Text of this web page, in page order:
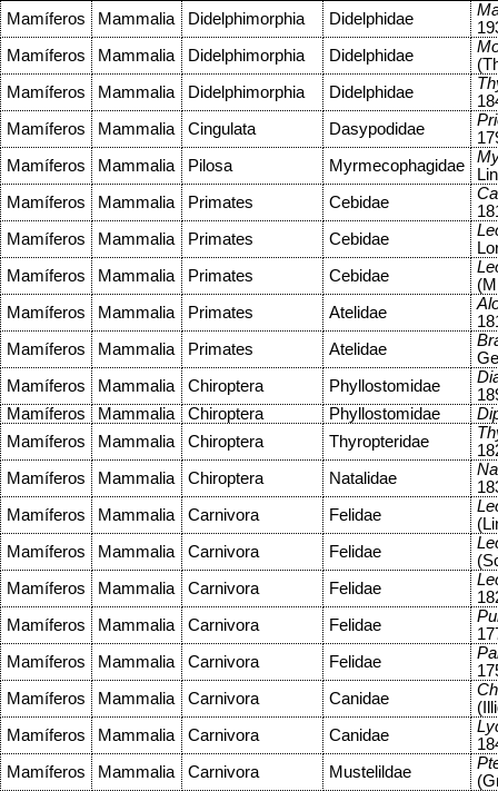
Mamíferos
Mammalia Didelphimorphia Didelphidae
Mamíferos
Mammalia Didelphimorphia Didelphidae
Mamíferos
Mammalia Didelphimorphia Didelphidae
Mamíferos
Mammalia Cingulata Dasypodidae
Mamíferos
Mammalia Pilosa Myrmecophagidae
Mamíferos
Mammalia Primates Cebidae
Mamíferos
Mammalia Primates Cebidae
Mamíferos
Mammalia Primates Cebidae
Mamíferos
Mammalia Primates Atelidae
Mamíferos
Mammalia Primates Atelidae
Mamíferos
Mammalia Chiroptera Phyllostomidae
Mamíferos
Mammalia Chiroptera Phyllostomidae
Mamíferos
Mammalia Chiroptera Thyropteridae
Mamíferos
Mammalia Chiroptera Natalidae
Mamíferos
Mammalia Carnivora Felidae
Mamíferos
Mammalia Carnivora Felidae
Mamíferos
Mammalia Carnivora Felidae
Mamíferos
Mammalia Carnivora Felidae
Mamíferos
Mammalia Carnivora Felidae
Mamíferos
Mammalia Carnivora Canidae
Mamíferos
Mammalia Carnivora Canidae
Mamíferos
Mammalia Carnivora Mustelildae